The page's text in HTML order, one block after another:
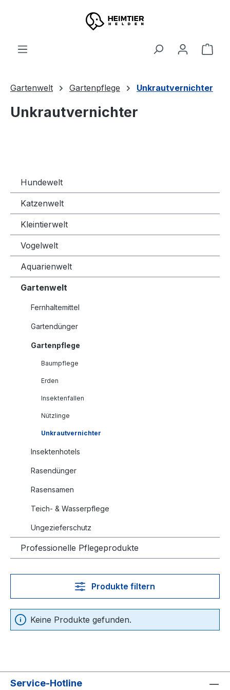
Zum Hauptinhalt springen
Gartenwelt Gartenpflege Unkrautvernichter
Unkrautvernichter
Hundewelt
Katzenwelt
Kleintierwelt
Vogelwelt
Aquarienwelt
Gartenwelt
Fernhaltemittel
Gartendünger
Gartenpflege
Baumpflege
Erden
Insektenfallen
Nützlinge
Unkrautvernichter
Insektenhotels
Rasendünger
Rasensamen
Teich- & Wasserpflege
Ungezieferschutz
Professionelle Pflegeprodukte
Produkte filtern
Keine Produkte gefunden.
Service-Hotline